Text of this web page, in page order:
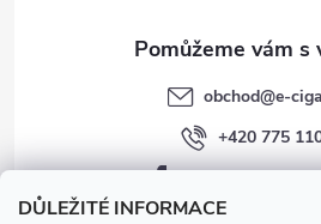
DŮLEŽITÉ INFORMACE
obchod@e-
+420 775
facebook.com/e-